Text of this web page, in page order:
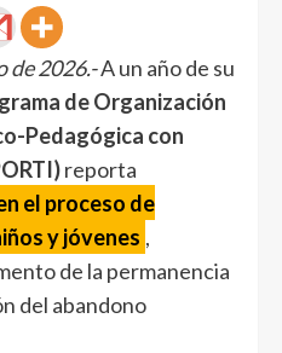
de 2026.-A un año de su
de Organización
Pedagógica con
reporta
el proceso de
y jóvenes ,
de la permanencia
del abandono